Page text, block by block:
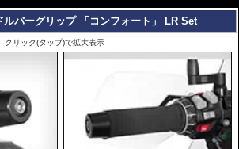
ルバーグリップ 「コンフォート」 LR Set
クリック(タップ)で拡大表示